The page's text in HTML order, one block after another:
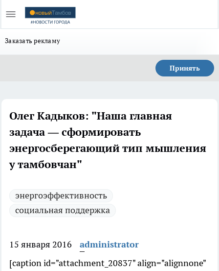
Заказать рекламу
Принять
Олег Кадыков: "Наша главная
задача — сформировать
энергосберегающий тип мышления
у тамбовчан"
энергоэффективность
социальная поддержка
15 января 2016
administrator
[caption id="attachment_20837" align="alignnone"